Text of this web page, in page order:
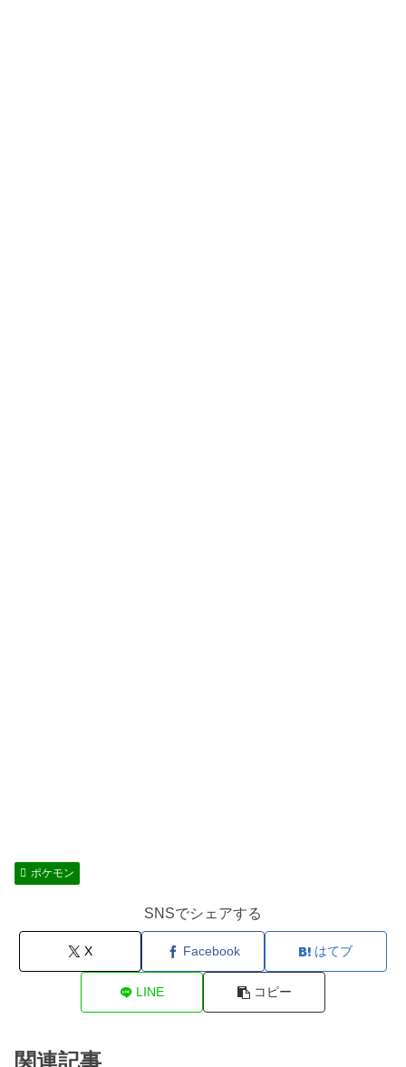
ポケモン
SNSでシェアする
X Facebook はてブ
LINE コピー
関連記事